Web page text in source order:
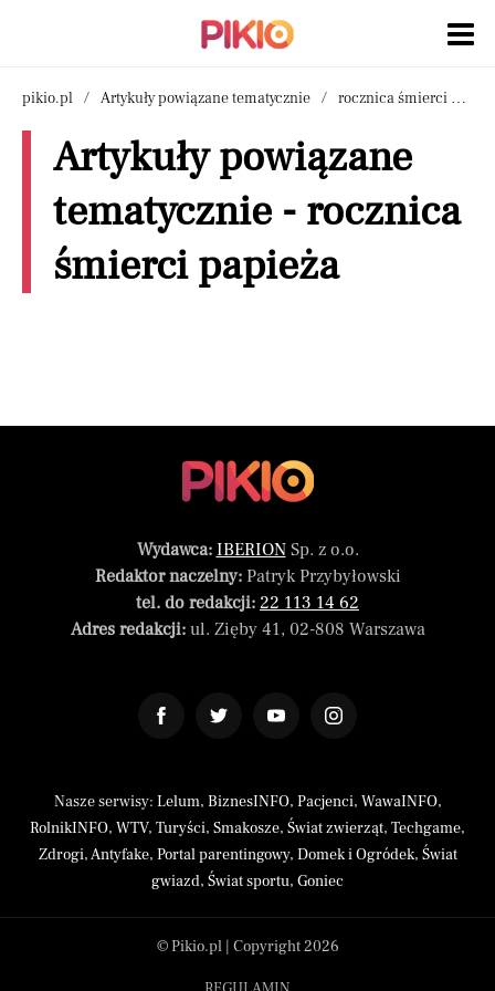
pikio.pl Artykuły powiązane tematycznie rocznica śmierci papieża
Artykuły powiązane
tematycznie - rocznica
śmierci papieża
Wydawca: IBERIONSp. z o.o.
Redaktor naczelny:Patryk Przybyłowski
tel. do redakcji: 22 113 14 62
Adres redakcji:ul. Zięby 41, 02-808 Warszawa
Nasze serwisy: Lelum, BiznesINFO, Pacjenci, WawaINFO,
RolnikINFO, WTV, Turyści, Smakosze, Świat zwierząt, Techgame,
Zdrogi,Antyfake, Portal parentingowy, Domek i Ogródek, Świat
gwiazd, Świat sportu, Goniec
© Pikio.pl | Copyright 2026